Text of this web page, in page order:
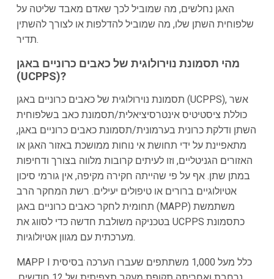
האגן נחלשים, מה שמוביל לכך שאדם מאבד שליטה על
שלפוחית השתן שלו, מה שמוביל להדלפות או לצורך להשתין
תדיר.
מהי תסמונת נוירולוגית של כאבים כרוניים באגן
(UCPPS)?
תסמונת נוירולוגית של כאבים כרוניים באגן (UCPPS), אשר
כוללת ציסטיטיס אינטרסיציאלית/תסמונת כאב בשלפוחית
השתן ודלקת כרונית בערמונית/תסמונת כאבים כרוניים באגן,
מתאפיינת על ידי תחושת אי נוחות ממושכת באזור האגן או
האזורים הגניטליים, וזו לעיתים קרובות מלווה בצורך ודחיפות
במתן שתן. אף על פי שהייתה חקירה מקיפה, אין גורמי סיכון
אטיולוגיים ברורים או טיפולים יעילים. רשת המחקר הרב
תחומית לחקר כאבים כרוניים באגן (MAPP) משתמשת
בטכניקה משולבת חדשה כדי לסווג את UCPPS כתסמונת
מערכתית עם מגוון אטיולוגיות.
MAPP I כלל מעל 1,000 משתתפים שעברו הערכה בסיסית